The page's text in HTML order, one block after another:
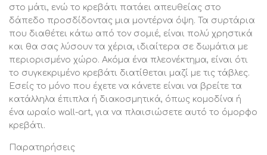
στο μάτι, ενώ το κρεβάτι πατάει απευθείας στο
δάπεδο προσδίδοντας μια μοντέρνα όψη. Τα συρτάρια
που διαθέτει κάτω από τον σομιέ, είναι πολύ χρηστικά
και θα σας λύσουν τα χέρια, ιδιαίτερα σε δωμάτια με
περιορισμένο χώρο. Ακόμα ένα πλεονέκτημα, είναι ότι
το συγκεκριμένο κρεβάτι διατίθεται μαζί με τις τάβλες.
Εσείς το μόνο που έχετε να κάνετε είναι να βρείτε τα
κατάλληλα έπιπλα ή διακοσμητικά, όπως κομοδίνα ή
ένα ωραίο wall-art, για να πλαισιώσετε αυτό το όμορφο
κρεβάτι.
Παρατηρήσεις